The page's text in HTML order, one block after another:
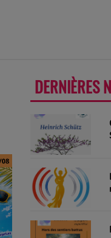
DERNIÈRES